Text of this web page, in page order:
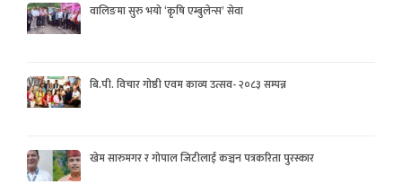
वालिङमा सुरु भयो ‘कृषि एम्बुलेन्स’ सेवा
बि.पी. विचार गोष्ठी एवम काव्य उत्सव- २०८३ सम्पन्न
खेम सारुमगर र गोपाल जिटीलाई कञ्चन पत्रकरिता पुरस्कार